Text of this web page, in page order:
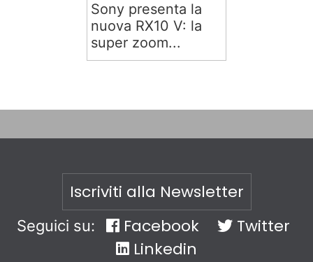
Sony presenta la
nuova RX10 V: la
super zoom...
Iscriviti alla Newsletter
Seguici su: Facebook
Twitter
Linkedin